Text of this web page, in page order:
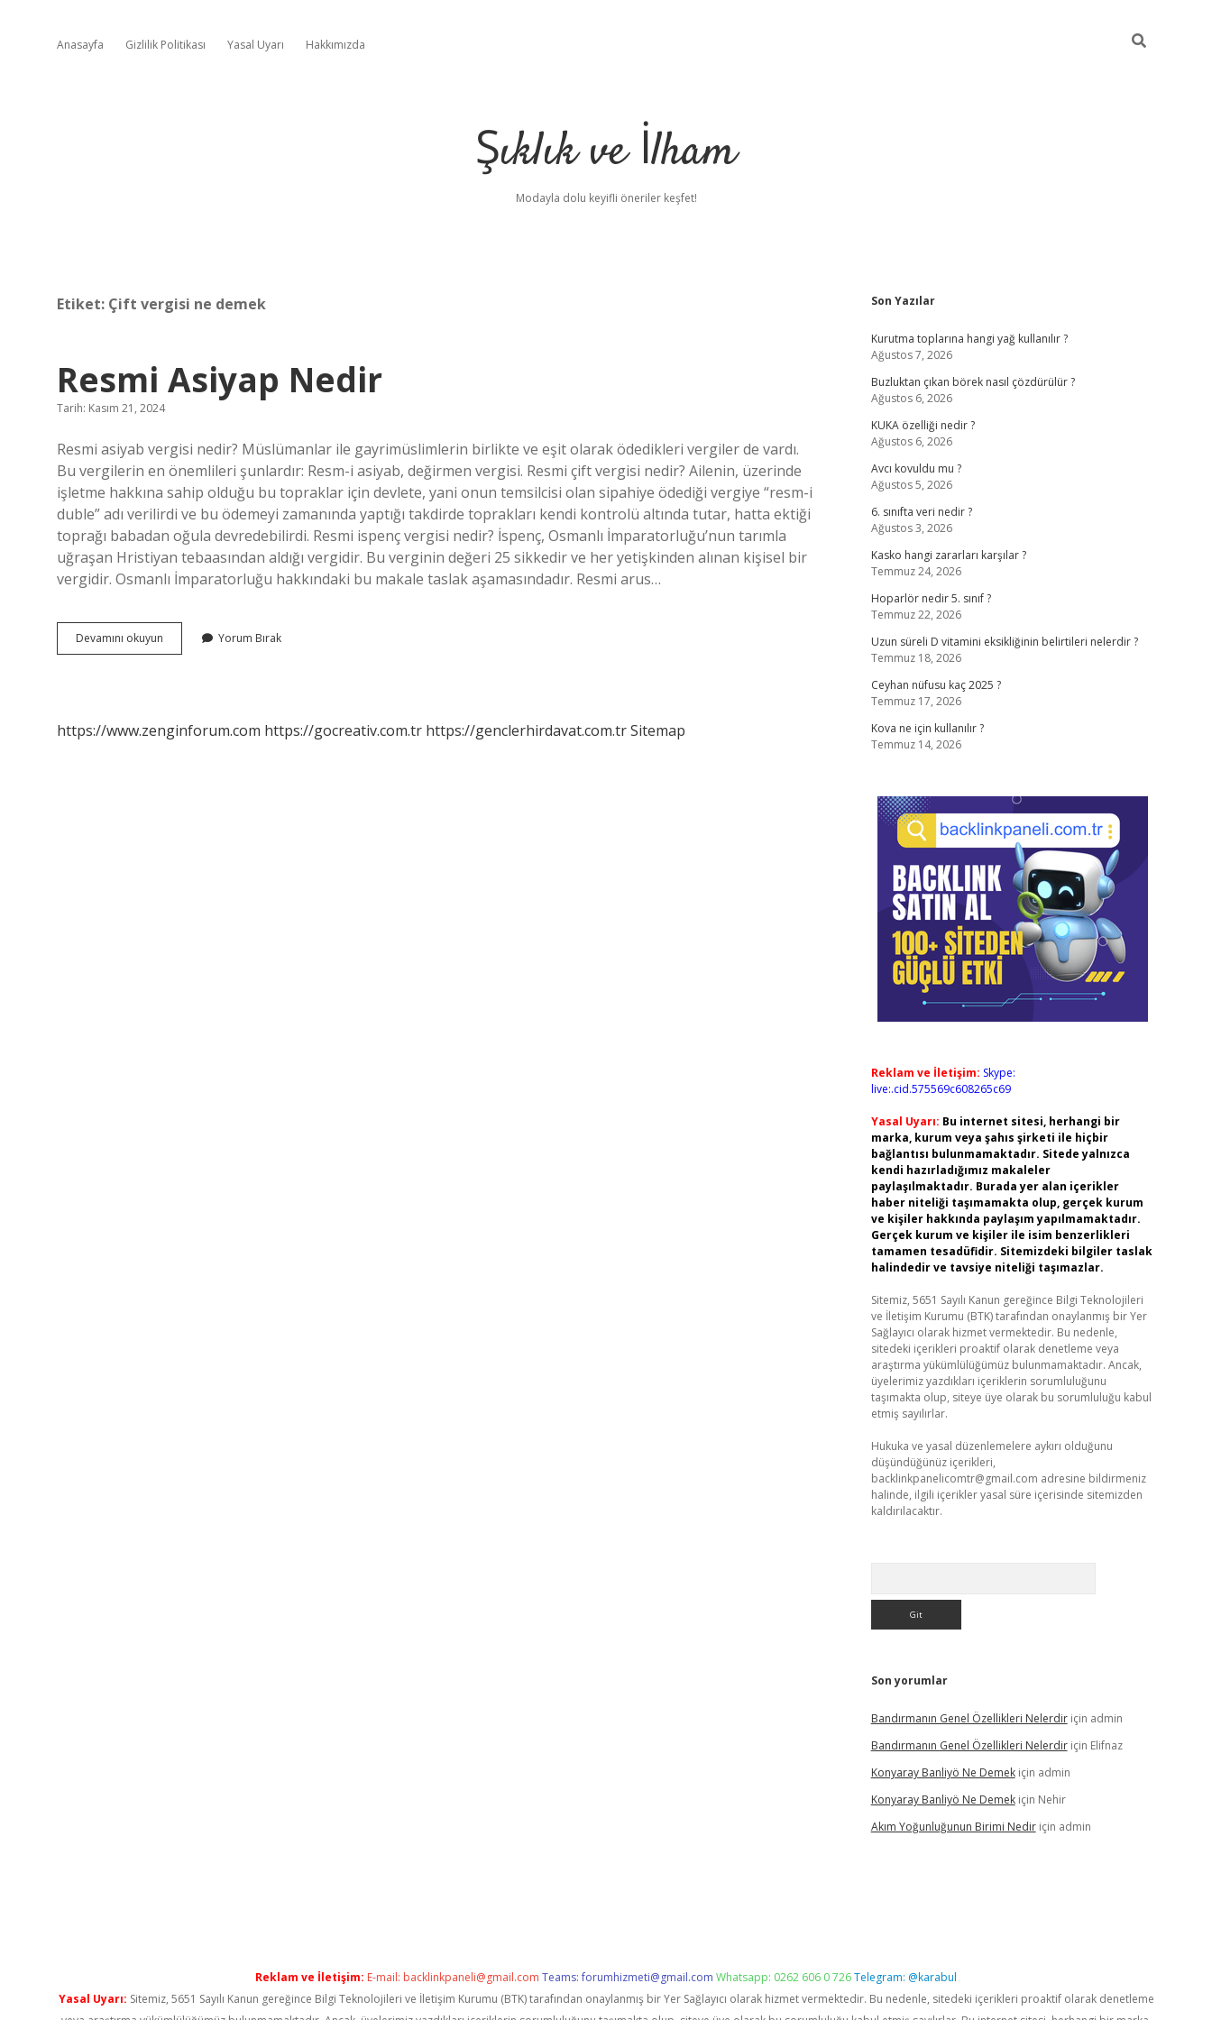
Anasayfa Gizlilik Politikası Yasal Uyarı Hakkımızda
Şıklık ve İlham
Modayla dolu keyifli öneriler keşfet!
Etiket: Çift vergisi ne demek
Resmi Asiyap Nedir
Tarih: Kasım 21, 2024
Resmi asiyab vergisi nedir? Müslümanlar ile gayrimüslimlerin birlikte ve eşit olarak ödedikleri vergiler de vardı.
Bu vergilerin en önemlileri şunlardır: Resm-i asiyab, değirmen vergisi. Resmi çift vergisi nedir? Ailenin, üzerinde
işletme hakkına sahip olduğu bu topraklar için devlete, yani onun temsilcisi olan sipahiye ödediği vergiye “resm-i
duble” adı verilirdi ve bu ödemeyi zamanında yaptığı takdirde toprakları kendi kontrolü altında tutar, hatta ektiği
toprağı babadan oğula devredebilirdi. Resmi ispenç vergisi nedir? İspenç, Osmanlı İmparatorluğu’nun tarımla
uğraşan Hristiyan tebaasından aldığı vergidir. Bu verginin değeri 25 sikkedir ve her yetişkinden alınan kişisel bir
vergidir. Osmanlı İmparatorluğu hakkındaki bu makale taslak aşamasındadır. Resmi arus…
Devamını okuyun
Asiyap
Yorum Bırak
https://www.zenginforum.com https://gocreativ.com.tr https://genclerhirdavat.com.trSitemap
Sidebar
Son Yazılar
Kurutma toplarına hangi yağ kullanılır ?
Ağustos 7, 2026
Buzluktan çıkan börek nasıl çözdürülür ?
Ağustos 6, 2026
KUKA özelliği nedir ?
Ağustos 6, 2026
Avcı kovuldu mu ?
Ağustos 5, 2026
6. sınıfta veri nedir ?
Ağustos 3, 2026
Kasko hangi zararları karşılar ?
Temmuz 24, 2026
Hoparlör nedir 5. sınıf ?
Temmuz 22, 2026
Uzun süreli D vitamini eksikliğinin belirtileri nelerdir ?
Temmuz 18, 2026
Ceyhan nüfusu kaç 2025 ?
Temmuz 17, 2026
Kova ne için kullanılır ?
Temmuz 14, 2026
Reklam ve İletişim: Skype:
live:.cid.575569c608265c69
Yasal Uyarı: Bu internet sitesi, herhangi bir
marka, kurum veya şahıs şirketi ile hiçbir
bağlantısı bulunmamaktadır. Sitede yalnızca
kendi hazırladığımız makaleler
paylaşılmaktadır. Burada yer alan içerikler
haber niteliği taşımamakta olup, gerçek kurum
ve kişiler hakkında paylaşım yapılmamaktadır.
Gerçek kurum ve kişiler ile isim benzerlikleri
tamamen tesadüfidir. Sitemizdeki bilgiler taslak
halindedir ve tavsiye niteliği taşımazlar.
Sitemiz, 5651 Sayılı Kanun gereğince Bilgi Teknolojileri
ve İletişim Kurumu (BTK) tarafından onaylanmış bir Yer
Sağlayıcı olarak hizmet vermektedir. Bu nedenle,
sitedeki içerikleri proaktif olarak denetleme veya
araştırma yükümlülüğümüz bulunmamaktadır. Ancak,
üyelerimiz yazdıkları içeriklerin sorumluluğunu
taşımakta olup, siteye üye olarak bu sorumluluğu kabul
etmiş sayılırlar.
Hukuka ve yasal düzenlemelere aykırı olduğunu
düşündüğünüz içerikleri,
backlinkpanelicomtr@gmail.com adresine bildirmeniz
halinde, ilgili içerikler yasal süre içerisinde sitemizden
kaldırılacaktır.
Son yorumlar
Bandırmanın Genel Özellikleri Nelerdiriçin admin
Bandırmanın Genel Özellikleri Nelerdiriçin Elifnaz
Konyaray Banliyö Ne Demekiçin admin
Konyaray Banliyö Ne Demekiçin Nehir
Akım Yoğunluğunun Birimi Nediriçin admin
Reklam ve İletişim: E-mail: backlinkpaneli@gmail.com Teams:forumhizmeti@gmail.com Whatsapp: 0262 606 0 726Telegram: @karabul
Yasal Uyarı: Sitemiz, 5651 Sayılı Kanun gereğince Bilgi Teknolojileri ve İletişim Kurumu (BTK) tarafından onaylanmış bir Yer Sağlayıcı olarak hizmet vermektedir. Bu nedenle, sitedeki içerikleri proaktif olarak denetleme